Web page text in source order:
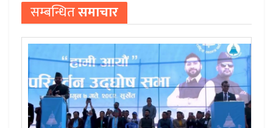
सम्बन्धितसमाचार